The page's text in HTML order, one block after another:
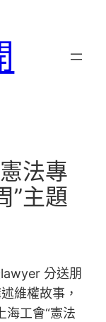
法專
”主題
分送朋
維權故事，
海工會“憲法